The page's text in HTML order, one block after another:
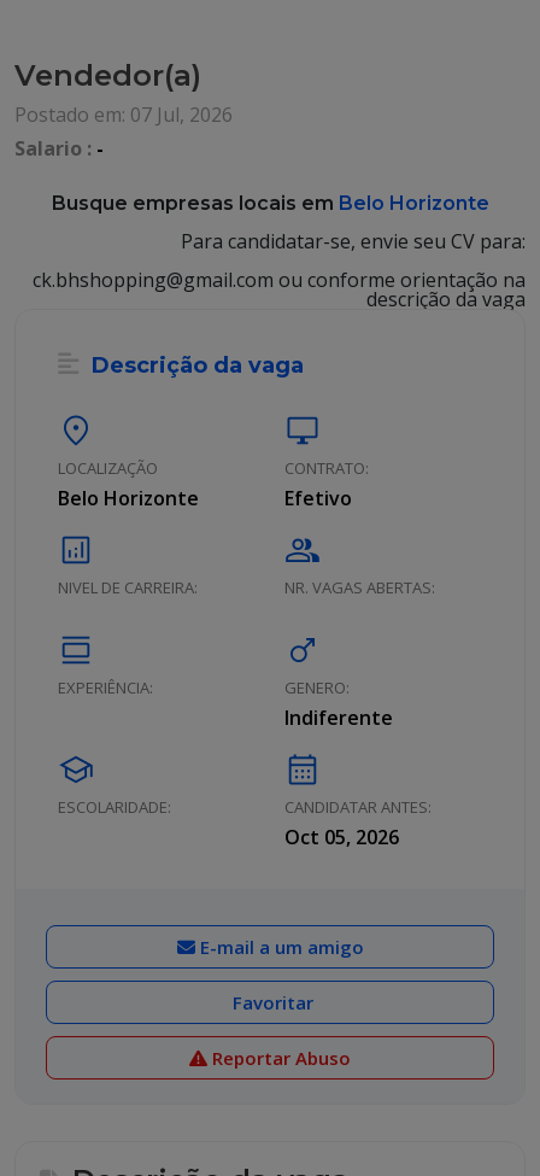
Vendedor(a)
Postado em: 07 Jul, 2026
Salario : -
Busque empresas locais em Belo Horizonte
Para candidatar-se, envie seu CV para:
ck.bhshopping@gmail.com ou conforme orientação na
descrição da vaga
Descrição da vaga
location_on
LOCALIZAÇÃO
Belo Horizonte
desktop_windows
CONTRATO:
Efetivo
analytics
NIVEL DE CARREIRA:
group
NR. VAGAS ABERTAS:
calendar_view_day
EXPERIÊNCIA:
male
GENERO:
Indiferente
school
ESCOLARIDADE:
calendar_month
CANDIDATAR ANTES:
Oct 05, 2026
E-mail a um amigo
Favoritar
Reportar Abuso